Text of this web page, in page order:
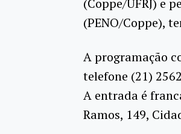
(PENO/Coppe),
A programação
telefone (21)
A entrada é
Ramos, 149,